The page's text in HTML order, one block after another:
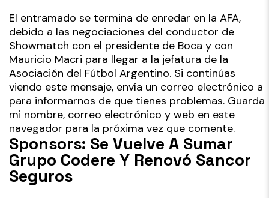
El entramado se termina de enredar en la AFA,
debido a las negociaciones del conductor de
Showmatch con el presidente de Boca y con
Mauricio Macri para llegar a la jefatura de la
Asociación del Fútbol Argentino. Si continúas
viendo este mensaje, envía un correo electrónico a
para informarnos de que tienes problemas. Guarda
mi nombre, correo electrónico y web en este
navegador para la próxima vez que comente.
Sponsors: Se Vuelve A Sumar
Grupo Codere Y Renovó Sancor
Seguros